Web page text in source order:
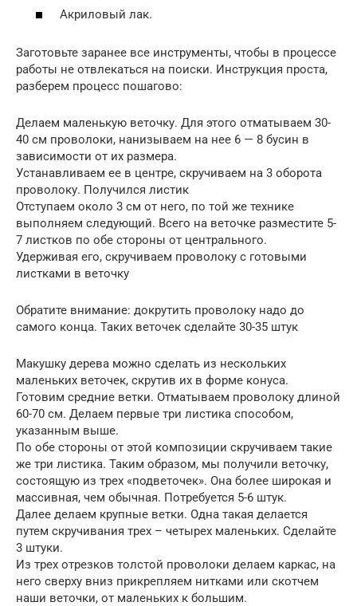
Акриловый лак.
Заготовьте заранее все инструменты, чтобы в процессе
работы не отвлекаться на поиски. Инструкция проста,
разберем процесс пошагово:
Делаем маленькую веточку. Для этого отматываем 30-
40 см проволоки, нанизываем на нее 6 — 8 бусин в
зависимости от их размера.
Устанавливаем ее в центре, скручиваем на 3 оборота
проволоку. Получился листик
Отступаем около 3 см от него, по той же технике
выполняем следующий. Всего на веточке разместите 5-
7 листков по обе стороны от центрального.
Удерживая его, скручиваем проволоку с готовыми
листками в веточку
Обратите внимание: докрутить проволоку надо до
самого конца. Таких веточек сделайте 30-35 штук
Макушку дерева можно сделать из нескольких
маленьких веточек, скрутив их в форме конуса.
Готовим средние ветки. Отматываем проволоку длиной
60-70 см. Делаем первые три листика способом,
указанным выше.
По обе стороны от этой композиции скручиваем такие
же три листика. Таким образом, мы получили веточку,
состоящую из трех «подветочек». Она более широкая и
массивная, чем обычная. Потребуется 5-6 штук.
Далее делаем крупные ветки. Одна такая делается
путем скручивания трех – четырех маленьких. Сделайте
3 штуки.
Из трех отрезков толстой проволоки делаем каркас, на
него сверху вниз прикрепляем нитками или скотчем
наши веточки, от маленьких к большим.